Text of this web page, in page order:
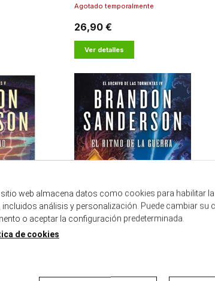
Agotado temporalmente
26,90 €
Ver detalles
DE LAS
LAS TORMENTAS
sitio web almacena datos como cookies para habilitar
incluidos análisis y personalización. Puede cambiar su
o aceptar la configuración predeterminada.
de cookies